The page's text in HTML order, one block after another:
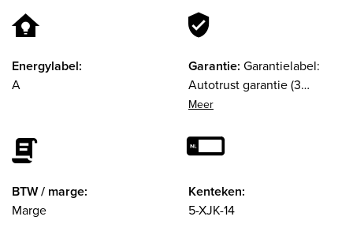
Energylabel:
A
Garantie: Garantielabel:
Autotrust garantie (3
maanden)
BTW / marge:
Marge
Kenteken:
5-XJK-14